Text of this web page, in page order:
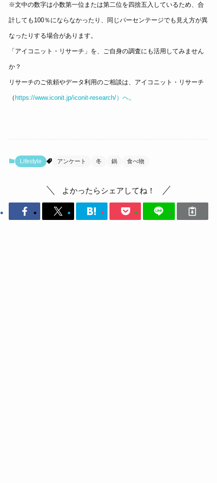
※文中の数字は小数第一位または第二位を四捨五入しているため、合
計しても100％にならなかったり、同じパーセンテージでも見え方が異
なったりする場合があります。
「アイコニット・リサーチ」を、ご自身の調査にも活用してみません
か？
リサーチのご依頼やデータ利用のご相談は、アイコニット・リサーチ
（https://www.iconit.jp/iconit-research/）へ。
Lifestyle アンケート 冬 鍋 食べ物
よかったらシェアしてね！